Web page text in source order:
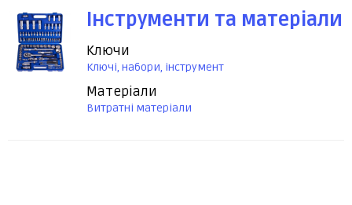
Інструменти та матеріали
Ключи
Ключі, набори, інструмент
Матеріали
Витратні матеріали